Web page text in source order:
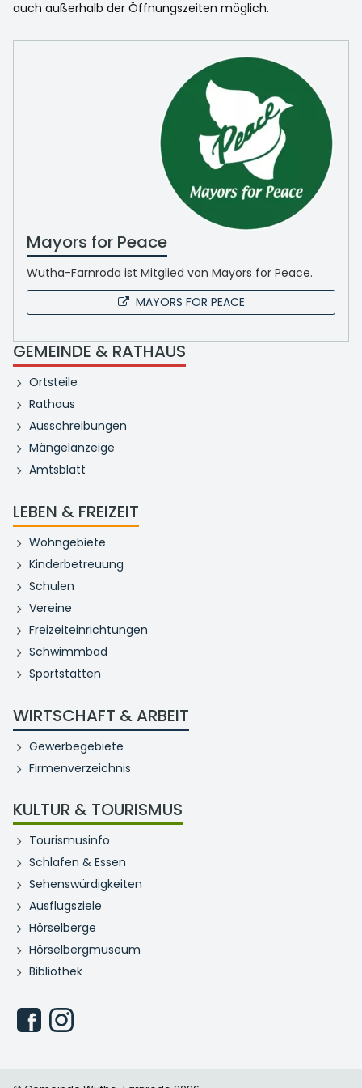
auch außerhalb der Öffnungszeiten möglich.
Mayors for Peace
Wutha-Farnroda ist Mitglied von Mayors for Peace.
MAYORS FOR PEACE
GEMEINDE & RATHAUS
Ortsteile
Rathaus
Ausschreibungen
Mängelanzeige
Amtsblatt
LEBEN & FREIZEIT
Wohngebiete
Kinderbetreuung
Schulen
Vereine
Freizeiteinrichtungen
Schwimmbad
Sportstätten
WIRTSCHAFT & ARBEIT
Gewerbegebiete
Firmenverzeichnis
KULTUR & TOURISMUS
Tourismusinfo
Schlafen & Essen
Sehenswürdigkeiten
Ausflugsziele
Hörselberge
Hörselbergmuseum
Bibliothek